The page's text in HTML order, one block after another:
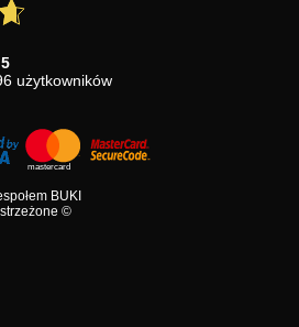
5
użytkowników
BUKI
©